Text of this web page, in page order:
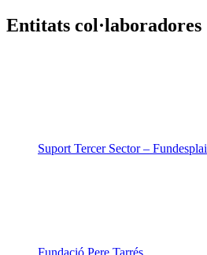
Entitats col·laboradores
Suport Tercer Sector – Fundesplai